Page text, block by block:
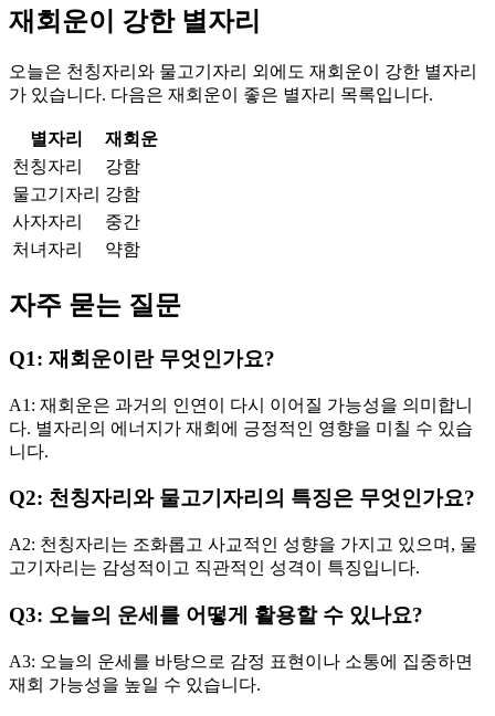
재회운이 강한 별자리
오늘은 천칭자리와 물고기자리 외에도 재회운이 강한 별자리
가 있습니다. 다음은 재회운이 좋은 별자리 목록입니다.
별자리
재회운
천칭자리
강함
물고기자리 강함
사자자리
중간
처녀자리
약함
자주 묻는 질문
Q1: 재회운이란 무엇인가요?
A1: 재회운은 과거의 인연이 다시 이어질 가능성을 의미합니
다. 별자리의 에너지가 재회에 긍정적인 영향을 미칠 수 있습
니다.
Q2: 천칭자리와 물고기자리의 특징은 무엇인가요?
A2: 천칭자리는 조화롭고 사교적인 성향을 가지고 있으며, 물
고기자리는 감성적이고 직관적인 성격이 특징입니다.
Q3: 오늘의 운세를 어떻게 활용할 수 있나요?
A3: 오늘의 운세를 바탕으로 감정 표현이나 소통에 집중하면
재회 가능성을 높일 수 있습니다.